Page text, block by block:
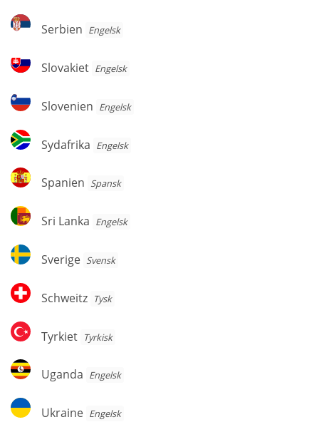
Serbien
Serbien Engelsk
Slovakiet
Slovakiet Engelsk
Slovenien
Slovenien Engelsk
Sydafrika
Sydafrika Engelsk
Spanien
Spanien Spansk
Sri
Lanka
Sri Lanka Engelsk
Sverige
Sverige Svensk
Schweitz
Schweitz Tysk
Tyrkiet
Tyrkiet Tyrkisk
Uganda
Uganda Engelsk
Ukraine
Ukraine Engelsk